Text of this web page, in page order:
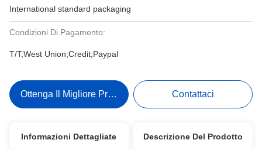
International standard packaging
Condizioni Di Pagamento:
T/T;West Union;Credit;Paypal
Ottenga Il Migliore Prezzo Contattaci
Informazioni Dettagliate Descrizione Del Prodotto